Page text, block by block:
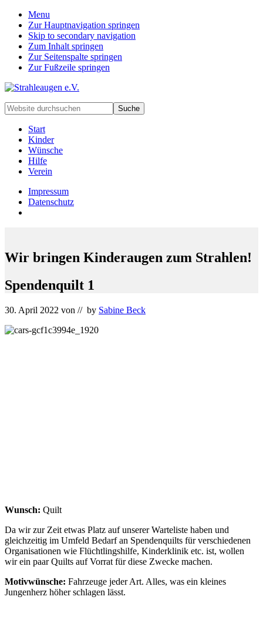
Menu
Zur Hauptnavigation springen
Skip to secondary navigation
Zum Inhalt springen
Zur Seitenspalte springen
Zur Fußzeile springen
Handarbeiten
für
besondere
Kinder
deren
Familien
Website
durchsuchen
Start
Kinder
Wünsche
Hilfe
Verein
Impressum
Datenschutz
Wir bringen Kinderaugen zum Strahlen!
Spendenquilt 1
30. April 2022 von // by Sabine Beck
Wunsch: Quilt
Da wir zur Zeit etwas Platz auf unserer Warteliste haben und
gleichzeitig im Umfeld Bedarf an Spendenquilts für verschiedenen
Organisationen wie Flüchtlingshilfe, Kinderklinik etc. ist, wollen
wir ein paar Quilts auf Vorrat für diese Zwecke machen.
Motivwünsche: Fahrzeuge jeder Art. Alles, was ein kleines
Jungenherz höher schlagen lässt.